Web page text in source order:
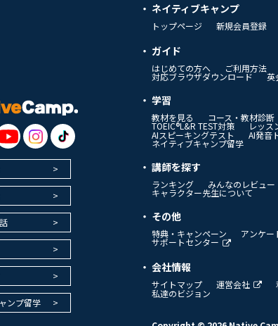
ンプ留学
ネイティブキャンプ
トップページ 新規会員登録
ガイド
はじめての方へ ご利用方法
対応ブラウザダウンロード 英
学習
教材を見る コース・教材診断
TOEIC®L&R TEST対策 レッス
AIスピーキングテスト
AI発音
ネイティブキャンプ留学
講師を探す
ランキング みんなのレビュー
キャラクター先生について
その他
特典・キャンペーン アンケー
サポートセンター
会社情報
サイトマップ 運営会社
私達のビジョン